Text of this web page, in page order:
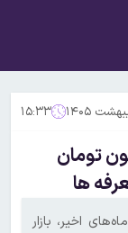
۱۵:۳۳
در تهران ۱۴ میلیون تومان
اخیر، بازار